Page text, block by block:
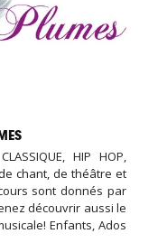
HIP HOP,
de chant, de théâtre et
sont donnés par
découvrir aussi le
Enfants, Ados